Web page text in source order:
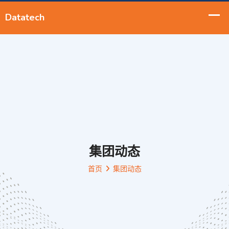
集团动态
首页 集团动态